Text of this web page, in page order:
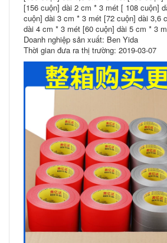
[156 cuộn] dài 2 cm * 3 mét [ 108 cuộn]
cuộn] dài 3 cm * 3 mét [72 cuộn] dài 3,6
dài 4 cm * 3 mét [60 cuộn] dài 5 cm * 3
Doanh nghiệp sản xuất: Ben Yida
Thời gian đưa ra thị trường: 2019-03-07